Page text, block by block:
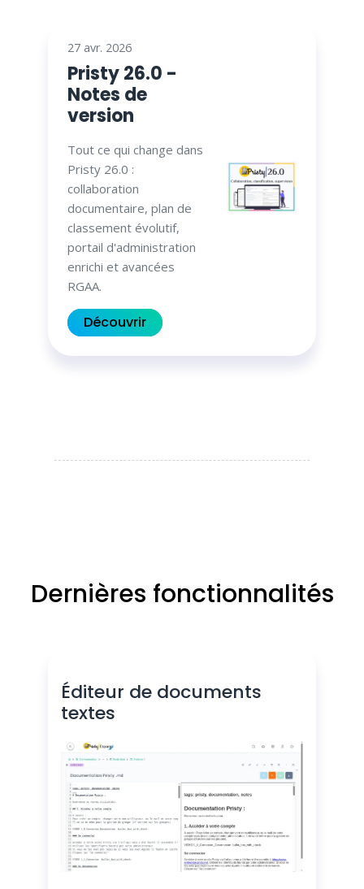
27 avr. 2026
Pristy 26.0 -
Notes de
version
Tout ce qui change dans
Pristy 26.0 :
collaboration
documentaire, plan de
classement évolutif,
portail d'administration
enrichi et avancées
RGAA.
Découvrir
Dernières fonctionnalités
Éditeur de documents
textes